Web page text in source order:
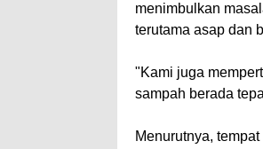
menimbulkan
terutama asap dan
"Kami juga
sampah berada
Menurutnya,